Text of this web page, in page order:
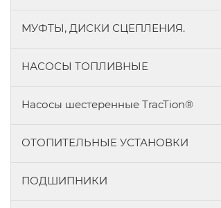
МУФТЫ, ДИСКИ СЦЕПЛЕНИЯ.
НАСОСЫ ТОПЛИВНЫЕ
Насосы шестеренные TracTion®
ОТОПИТЕЛЬНЫЕ УСТАНОВКИ
ПОДШИПНИКИ